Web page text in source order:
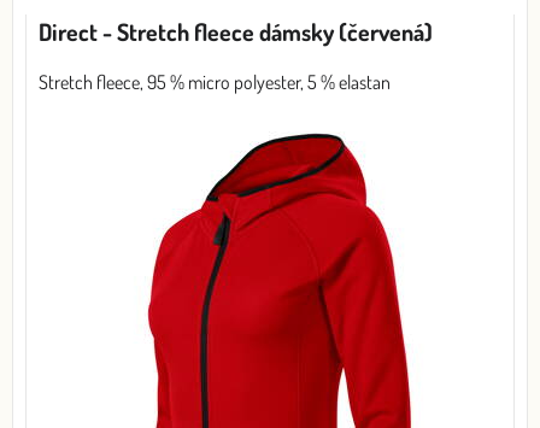
Direct - Stretch fleece dámsky (červená)
Stretch fleece, 95 % micro polyester, 5 % elastan